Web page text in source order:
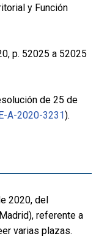
y Función
p. 52025 a 52025
de 25 de
A-2020-3231).
2020, del
referente a
varias plazas.